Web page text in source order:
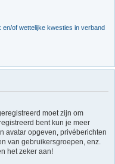
of wettelijke kwesties in verband
moet zijn om
bent kun je meer
avatar opgeven, privéberichten
van gebruikersgroepen, enz.
het zeker aan!